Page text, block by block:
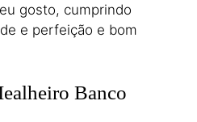
gosto, cumprindo
e perfeição e bom
Banco